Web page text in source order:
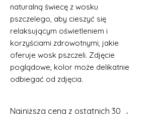
naturalną świecę z wosku
pszczelego, aby cieszyć się
relaksującym oświetleniem i
korzyściami zdrowotnymi, jakie
oferuje wosk pszczeli. Zdjęcie
poglądowe, kolor może delikatnie
odbiegać od zdjęcia.
Najniższa cena z ostatnich 30